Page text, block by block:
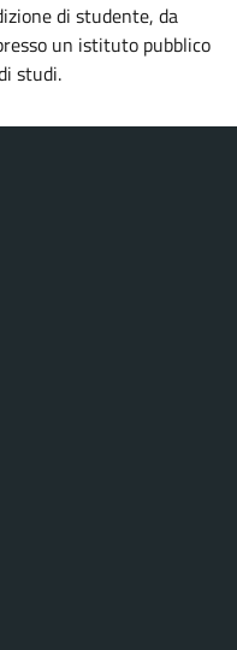
di studente, da
un istituto pubblico
studi.